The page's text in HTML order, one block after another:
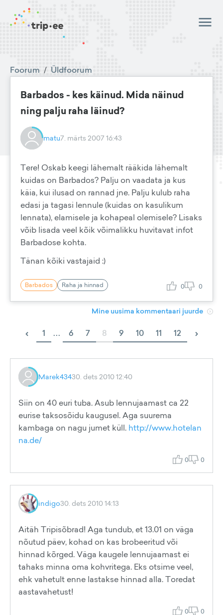
Foorum / Üldfoorum
Barbados - kes käinud. Mida näinud
ning palju raha läinud?
matu7. märts 2007 16:43
Tere! Oskab keegi lähemalt rääkida lähemalt
kuidas on Barbados? Palju on vaadata ja kus
käia, kui ilusad on rannad jne. Palju kulub raha
edasi ja tagasi lennule (kuidas on kasulikum
lennata), elamisele ja kohapeal olemisele? Lisaks
võib lisada veel kõik võimalikku huvitavat infot
Barbadose kohta.
Tänan kõiki vastajaid :)
Barbados Raha ja hinnad 0 0
Mine uusima kommentaari juurde
‹ 1 ... 6 7 8 9 10 11 12 ›
Marek43430. dets 2010 12:40
Siin on 40 euri tuba. Asub lennujaamast ca 22
eurise taksosõidu kaugusel. Aga suurema
kambaga on nagu jumet küll. http://www.hotelan
na.de/
0 0
indigo30. dets 2010 14:13
Aitäh Tripisõbrad! Aga tundub, et 13.01 on väga
nõutud päev, kohad on kas brobeeritud või
hinnad kõrged. Väga kaugele lennujaamast ei
tahaks minna oma kohvritega. Eks otsime veel,
ehk vahetult enne lastakse hinnad alla. Toredat
aastavahetust!
0 0